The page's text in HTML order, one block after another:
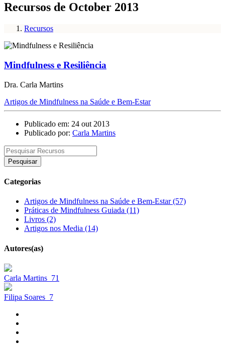
Recursos de October 2013
Recursos
Mindfulness e Resiliência
Dra. Carla Martins
Artigos de Mindfulness na Saúde e Bem-Estar
Publicado em: 24 out 2013
Publicado por: Carla Martins
Pesquisar
Categorias
Artigos de Mindfulness na Saúde e Bem-Estar (57)
Práticas de Mindfulness Guiada (11)
Livros (2)
Artigos nos Media (14)
Autores(as)
Carla Martins 71
Filipa Soares 7